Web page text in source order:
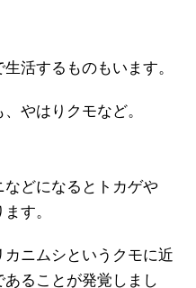
活するものもいます。
やはりクモなど。
どになるとトカゲや
す。
ニムシというクモに近
ることが発覚しまし